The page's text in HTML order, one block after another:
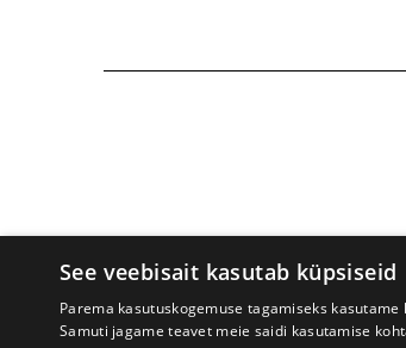
See veebisait kasutab küpsiseid
Parema kasutuskogemuse tagamiseks
Samuti jagame teavet meie saidi kasutamise